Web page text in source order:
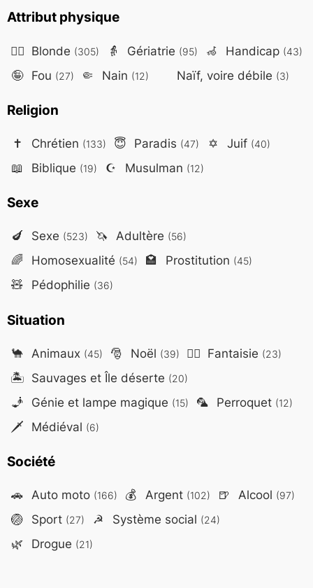
Attribut physique
👱‍♀️ Blonde (305) 👵 Gériatrie (95) 🦽 Handicap (43)
🤪 Fou (27) 🤏 Nain (12) Naïf, voire débile (3)
Religion
✝️ Chrétien (133) 😇 Paradis (47) ✡️ Juif (40)
📖 Biblique (19) ☪️ Musulman (12)
Sexe
🍆 Sexe (523) 🦄 Adultère (56)
🌈 Homosexualité (54) 🏩 Prostitution (45)
🧸 Pédophilie (36)
Situation
🐪 Animaux (45) 🎅 Noël (39) 🧙‍♂️ Fantaisie (23)
🏝️ Sauvages et Île déserte (20)
🧞 Génie et lampe magique (15) 🦜 Perroquet (12)
🗡️ Médiéval (6)
Société
🚗 Auto moto (166) 💰 Argent (102) 🍺 Alcool (97)
🏐 Sport (27) ☭ Système social (24)
🌿 Drogue (21)